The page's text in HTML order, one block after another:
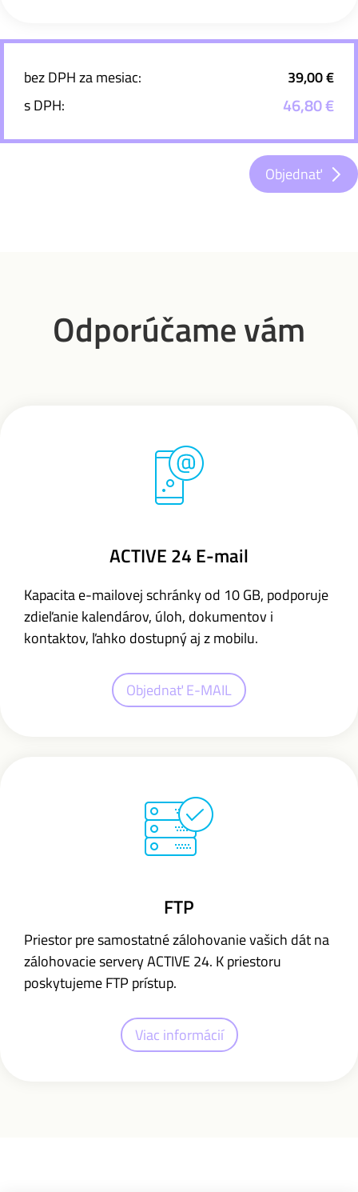
bez DPH za mesiac:
39,00 €
s DPH:
46,80 €
Objednať
Odporúčame vám
ACTIVE 24 E-mail
Kapacita e-mailovej schránky od 10 GB, podporuje
zdieľanie kalendárov, úloh, dokumentov i
kontaktov, ľahko dostupný aj z mobilu.
Objednať E-MAIL
FTP
Priestor pre samostatné zálohovanie vašich dát na
zálohovacie servery ACTIVE 24. K priestoru
poskytujeme FTP prístup.
Viac informácií